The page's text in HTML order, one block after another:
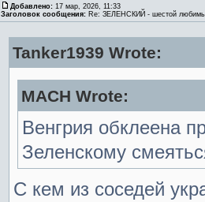
Добавлено: 17 мар, 2026, 11:33
Заголовок сообщения: Re: ЗЕЛЕНСКИЙ - шестой
Tanker1939 Wrote:
MACH Wrote:
Венгрия обклеена
Зеленскому
С кем из соседей